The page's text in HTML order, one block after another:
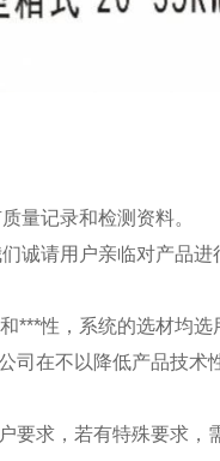
量记录和检测资料。
诚请用户亲临对产品
***性，系统的选材均选
司在不以降低产品技术
要求，若有特殊要求，